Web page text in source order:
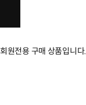
회원전용 구매 상품입니다.